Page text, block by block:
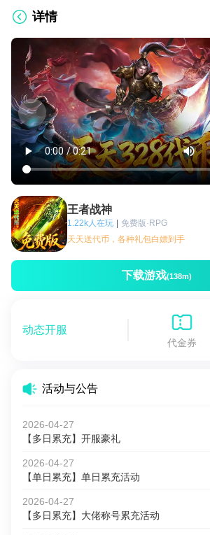
详情
王者战神
1.22k人在玩 | 免费版·RPG
天天送代币，各种礼包白嫖到手
下载游戏(138m)
动态开服
代金券
活动与公告
2026-04-27
【多日累充】开服豪礼
2026-04-27
【单日累充】单日累充活动
2026-04-27
【多日累充】大佬称号累充活动